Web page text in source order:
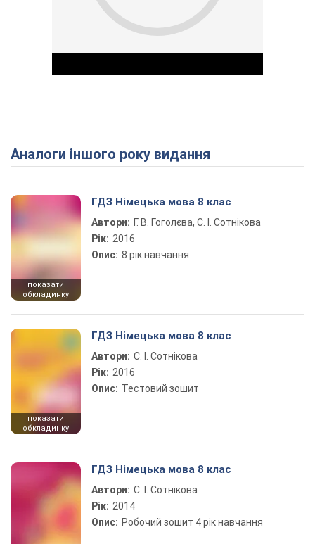
Play Video
Аналоги іншого року видання
показати
обкладинку
ГДЗ Німецька мова 8 клас
Автори: Г. В. Гоголєва, С. І. Сотнікова
Рік: 2016
Опис: 8 рік навчання
показати
обкладинку
ГДЗ Німецька мова 8 клас
Автори: С. І. Сотнікова
Рік: 2016
Опис: Тестовий зошит
ГДЗ Німецька мова 8 клас
Автори: С. І. Сотнікова
Рік: 2014
Опис: Робочий зошит 4 рік навчання